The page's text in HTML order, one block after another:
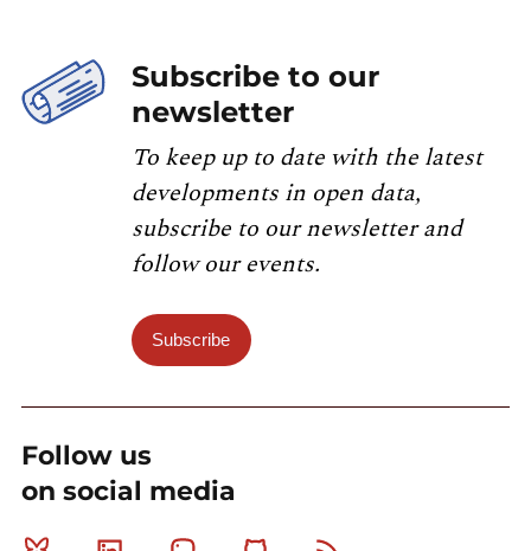
Subscribe to our
newsletter
To keep up to date with the latest
developments in open data,
subscribe to our newsletter and
follow our events.
Subscribe
Follow us
on social media